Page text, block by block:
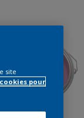
site
pour